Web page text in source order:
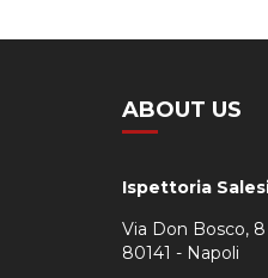
ABOUT US
Ispettoria
Via Don Bosco, 8
80141 - Napoli